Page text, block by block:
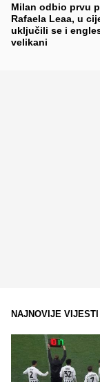
Milan odbio prvu
Rafaela Leaa, u
uključili se i
velikani
NAJNOVIJE VIJESTI